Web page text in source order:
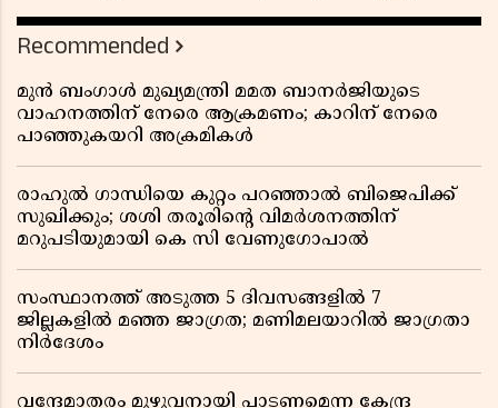
Recommended
മുൻ ബംഗാൾ മുഖ്യമന്ത്രി മമത ബാനർജിയുടെ
വാഹനത്തിന് നേരെ ആക്രമണം; കാറിന് നേരെ
പാഞ്ഞുകയറി അക്രമികൾ
രാഹുൽ ഗാന്ധിയെ കുറ്റം പറഞ്ഞാൽ ബിജെപിക്ക്
സുഖിക്കും; ശശി തരൂരിന്റെ വിമർശനത്തിന്
മറുപടിയുമായി കെ സി വേണുഗോപാൽ
സംസ്ഥാനത്ത് അടുത്ത 5 ദിവസങ്ങളിൽ 7
ജില്ലകളിൽ മഞ്ഞ ജാഗ്രത; മണിമലയാറിൽ ജാഗ്രതാ
നിർദേശം
വന്ദേമാതരം മുഴുവനായി പാടണമെന്ന കേന്ദ്ര